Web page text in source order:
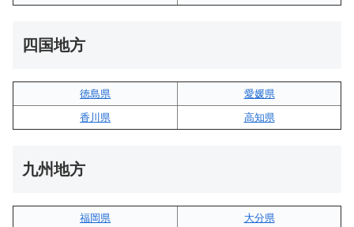
四国地方
徳島県
愛媛県
香川県
高知県
九州地方
福岡県
大分県